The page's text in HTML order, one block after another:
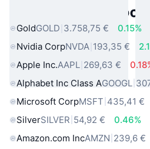
πραγματικού
GoldGOLD 3.758,75 €
0.15%
Nvidia CorpNVDA 193,35 €
Apple Inc.AAPL 269,63 €
Alphabet Inc Class AGOOGL
Microsoft CorpMSFT 435,41 €
SilverSILVER 54,92 €
0.46%
Amazon.com IncAMZN 239,6 €